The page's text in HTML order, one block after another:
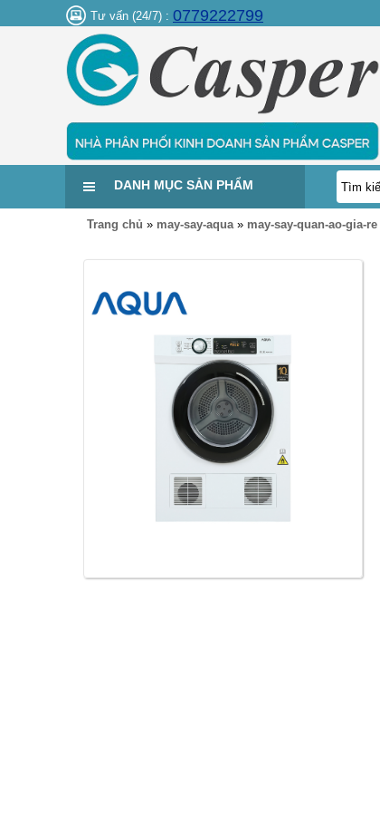
Tư vấn (24/7) : 0779222799
DANH MỤC SẢN PHẨM
Trang chủ » may-say-aqua » may-say-quan-ao-gia-re